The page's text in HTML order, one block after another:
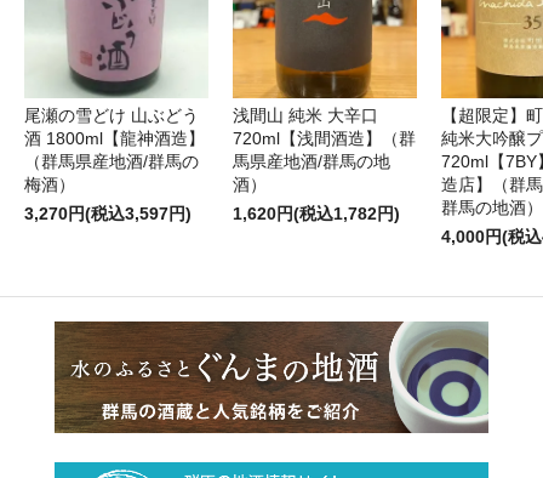
尾瀬の雪どけ 山ぶどう
酒 1800ml【龍神酒造】
（群馬県産地酒/群馬の
梅酒）
3,270円(税込3,597円)
浅間山 純米 大辛口
720ml【浅間酒造】（群
馬県産地酒/群馬の地
酒）
1,620円(税込1,782円)
【超限定】
純米大吟醸
720ml【7BY
造店】（群
群馬の地酒）
4,000円(税